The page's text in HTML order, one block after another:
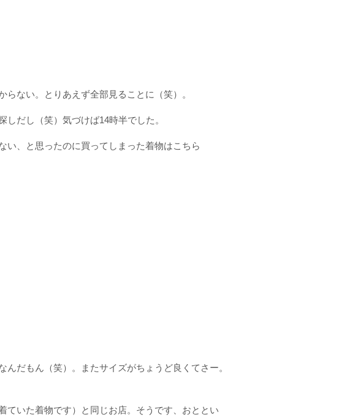
ない。とりあえず全部見ることに（笑）。
だし（笑）気づけば14時半でした。
い、と思ったのに買ってしまった着物はこちら
だもん（笑）。またサイズがちょうど良くてさー。
ていた着物です）と同じお店。そうです、おととい